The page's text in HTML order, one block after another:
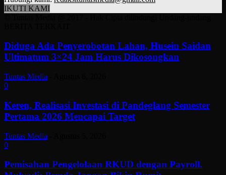
IKUTI KAMI
Diduga Ada Penyerobotan Lahan, Husein Saidan
Ultimatum 3×24 Jam Harus Dikosongkan
Tuntas Media
0
Keren, Realisasi Investasi di Pandeglang Semester
Pertama 2026 Mencapai Target
Tuntas Media
0
Pemisahan Pengelolaan RKUD dengan Payroll.